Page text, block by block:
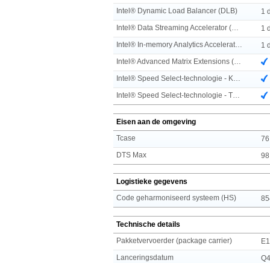
Intel® Dynamic Load Balancer (DLB)
1
1
1
Eisen aan de omgeving
Tcase
DTS Max
Logistieke gegevens
Code geharmoniseerd systeem (HS)
Technische details
Pakketvervoerder (package carrier)
Lanceringsdatum